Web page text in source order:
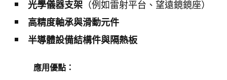
光學儀器支架 （例如雷射平台、望遠鏡鏡座）
高精度軸承與滑動元件
半導體設備結構件與隔熱板
應用優點：